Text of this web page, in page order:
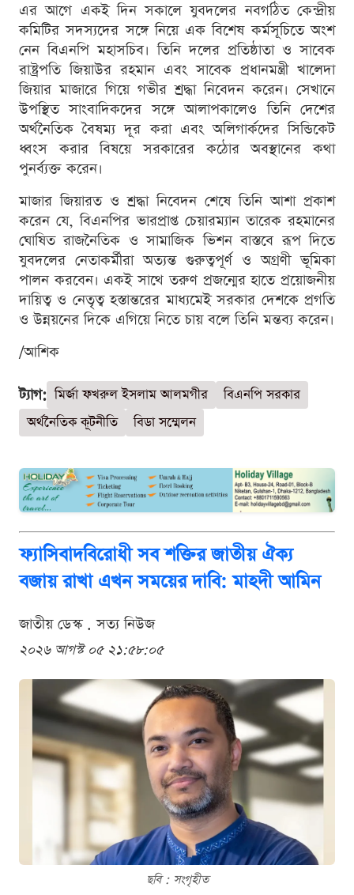
এর আগে একই দিন সকালে যুবদলের নবগঠিত কেন্দ্রীয়
কমিটির সদস্যদের সঙ্গে নিয়ে এক বিশেষ কর্মসূচিতে অংশ
নেন বিএনপি মহাসচিব। তিনি দলের প্রতিষ্ঠাতা ও সাবেক
রাষ্ট্রপতি জিয়াউর রহমান এবং সাবেক প্রধানমন্ত্রী খালেদা
জিয়ার মাজারে গিয়ে গভীর শ্রদ্ধা নিবেদন করেন। সেখানে
উপস্থিত সাংবাদিকদের সঙ্গে আলাপকালেও তিনি দেশের
অর্থনৈতিক বৈষম্য দূর করা এবং অলিগার্কদের সিন্ডিকেট
ধ্বংস করার বিষয়ে সরকারের কঠোর অবস্থানের কথা
পুনর্ব্যক্ত করেন।
মাজার জিয়ারত ও শ্রদ্ধা নিবেদন শেষে তিনি আশা প্রকাশ
করেন যে, বিএনপির ভারপ্রাপ্ত চেয়ারম্যান তারেক রহমানের
ঘোষিত রাজনৈতিক ও সামাজিক ভিশন বাস্তবে রূপ দিতে
যুবদলের নেতাকর্মীরা অত্যন্ত গুরুত্বপূর্ণ ও অগ্রণী ভূমিকা
পালন করবেন। একই সাথে তরুণ প্রজন্মের হাতে প্রয়োজনীয়
দায়িত্ব ও নেতৃত্ব হস্তান্তরের মাধ্যমেই সরকার দেশকে প্রগতি
ও উন্নয়নের দিকে এগিয়ে নিতে চায় বলে তিনি মন্তব্য করেন।
/আশিক
ট্যাগ: মির্জা ফখরুল ইসলাম আলমগীর
বিএনপি সরকার
অর্থনৈতিক কূটনীতি
বিডা সম্মেলন
ফ্যাসিবাদবিরোধী সব শক্তির জাতীয় ঐক্য
বজায় রাখা এখন সময়ের দাবি: মাহদী আমিন
জাতীয় ডেস্ক . সত্য নিউজ
২০২৬ আগস্ট ০৫ ২১:৫৮:০৫
ছবি : সংগৃহীত